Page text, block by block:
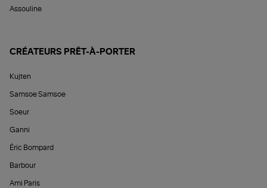
Assouline
CRÉATEURS PRÊT-À-PORTER
Kujten
Samsoe Samsoe
Soeur
Ganni
Éric Bompard
Barbour
Ami Paris